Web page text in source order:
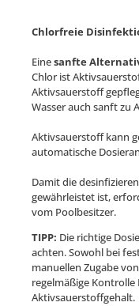
Chlorfreie
Einesanfte
Chlor ist
Aktivsauerstoff
Wasser auch sanft zu
Aktivsauerstoff kann
automatische
Damit die
gewährleistet ist,
vom Poolbesitzer.
TIPP: Die richtige
achten. Sowohl bei
manuellen Zugabe
regelmäßige Kontrolle
Aktivsauerstoffgehalt.